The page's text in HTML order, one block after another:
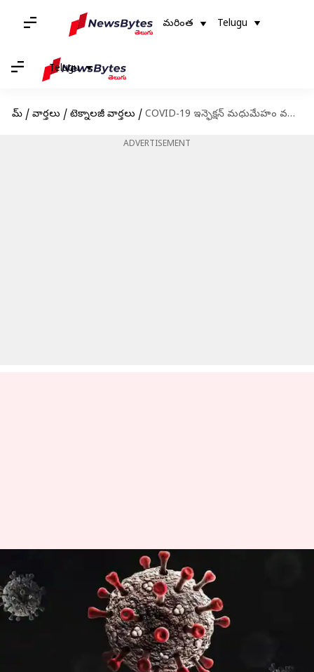
మరింత Telugu
Telugu
హోమ్ / వార్తలు / టెక్నాలజీ వార్తలు / COVID-19 ఇన్ఫెక్షన్ మధుమేహం వచ్చే ప్రమాదాన్ని పెంచుతుంది
ADVERTISEMENT
COVID-19 ఇన్ఫెక్షన్ మధుమేహం
వచ్చే ప్రమాదాన్ని పెంచుతుంది
వ్రాసిన వారు Nishkala Sathivada Feb 17, 2023 10:58 am